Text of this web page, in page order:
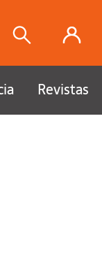
Revistas